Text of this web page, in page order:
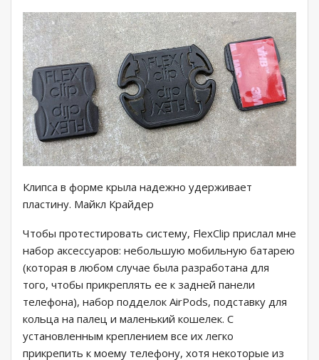
Клипса в форме крыла надежно удерживает
пластину. Майкл Крайдер
Чтобы протестировать систему, FlexClip прислал мне
набор аксессуаров: небольшую мобильную батарею
(которая в любом случае была разработана для
того, чтобы прикреплять ее к задней панели
телефона), набор подделок AirPods, подставку для
кольца на палец и маленький кошелек. С
установленным креплением все их легко
прикрепить к моему телефону, хотя некоторые из